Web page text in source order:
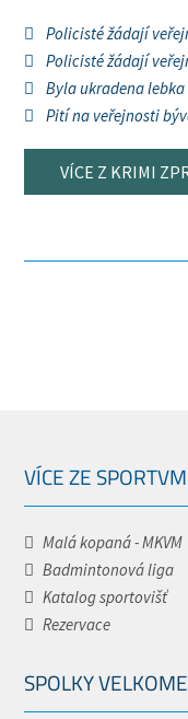
Policisté žádají
Policisté žádají
Byla ukradena
Pití na veřejnosti
VÍCE Z KRIMI
VÍCE ZE
Malá kopaná - MKVM
Badmintonová liga
Katalog sportovišť
Rezervace
SPOLKY